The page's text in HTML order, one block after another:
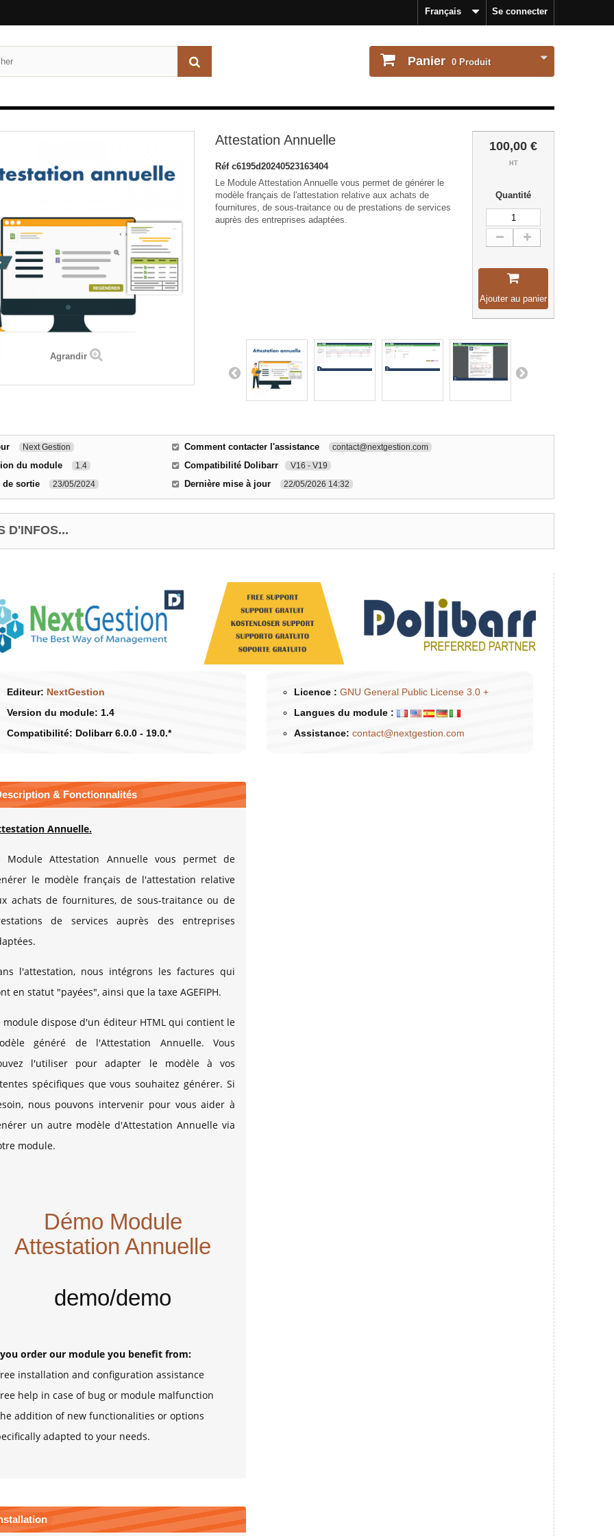
Se connecter
Français
Panier 0 Produit
Agrandir
Attestation Annuelle
Réf c6195d20240523163404
Le Module Attestation Annuelle vous permet de générer le
modèle français de l'attestation relative aux achats de
fournitures, de sous-traitance ou de prestations de services
auprès des entreprises adaptées.
100,00 €
HT
Quantité
Ajouter au panier
Next Gestion
du module 1.4
de sortie 23/05/2024
Comment contacter l'assistance contact@nextgestion.com
Compatibilité Dolibarr V16 - V19
Dernière mise à jour 22/05/2026 14:32
D'INFOS...
Editeur: NextGestion
Version du module: 1.4
Compatibilité: Dolibarr 6.0.0 - 19.0.*
Licence : GNU General Public License 3.0 +
Langues du module :
Assistance: contact@nextgestion.com
& Fonctionnalités
Annuelle.
Module Attestation Annuelle vous permet de
le modèle français de l'attestation relative
achats de fournitures, de sous-traitance ou de
de services auprès des entreprises
l'attestation, nous intégrons les factures qui
en statut "payées", ainsi que la taxe AGEFIPH.
module dispose d'un éditeur HTML qui contient le
généré de l'Attestation Annuelle. Vous
l'utiliser pour adapter le modèle à vos
spécifiques que vous souhaitez générer. Si
nous pouvons intervenir pour vous aider à
un autre modèle d'Attestation Annuelle via
module.
Démo Module
Attestation Annuelle
demo/demo
order our module you benefit from:
installation and configuration assistance
help in case of bug or module malfunction
addition of new functionalities or options
adapted to your needs.